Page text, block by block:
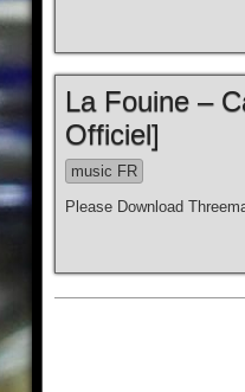
La Fouine –
Officiel]
music FR
Please Download